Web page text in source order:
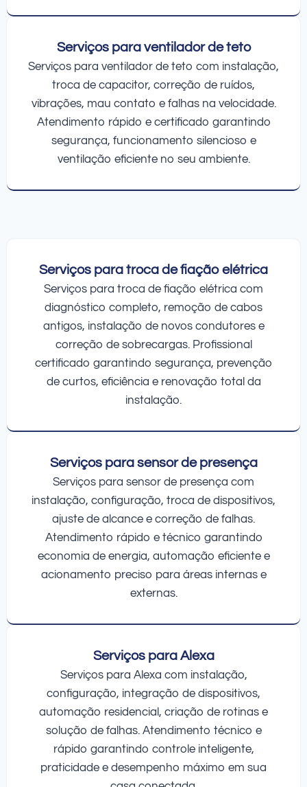
Serviços para ventilador de teto
Serviços para ventilador de teto com instalação,
troca de capacitor, correção de ruídos,
vibrações, mau contato e falhas na velocidade.
Atendimento rápido e certificado garantindo
segurança, funcionamento silencioso e
ventilação eficiente no seu ambiente.
Serviços para troca de fiação elétrica
Serviços para troca de fiação elétrica com
diagnóstico completo, remoção de cabos
antigos, instalação de novos condutores e
correção de sobrecargas. Profissional
certificado garantindo segurança, prevenção
de curtos, eficiência e renovação total da
instalação.
Serviços para sensor de presença
Serviços para sensor de presença com
instalação, configuração, troca de dispositivos,
ajuste de alcance e correção de falhas.
Atendimento rápido e técnico garantindo
economia de energia, automação eficiente e
acionamento preciso para áreas internas e
externas.
Serviços para Alexa
Serviços para Alexa com instalação,
configuração, integração de dispositivos,
automação residencial, criação de rotinas e
solução de falhas. Atendimento técnico e
rápido garantindo controle inteligente,
praticidade e desempenho máximo em sua